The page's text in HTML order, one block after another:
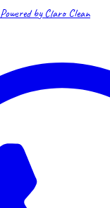
Powered by Claro Clean